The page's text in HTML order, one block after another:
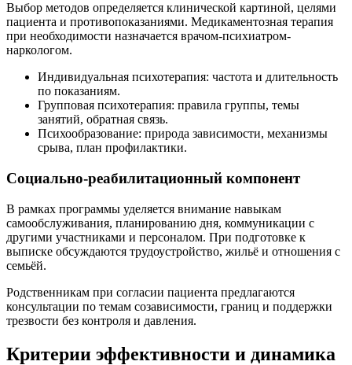
Выбор методов определяется клинической картиной, целями
пациента и противопоказаниями. Медикаментозная терапия
при необходимости назначается врачом-психиатром-
наркологом.
Индивидуальная психотерапия: частота и длительность
по показаниям.
Групповая психотерапия: правила группы, темы
занятий, обратная связь.
Психообразование: природа зависимости, механизмы
срыва, план профилактики.
Социально-реабилитационный компонент
В рамках программы уделяется внимание навыкам
самообслуживания, планированию дня, коммуникации с
другими участниками и персоналом. При подготовке к
выписке обсуждаются трудоустройство, жильё и отношения с
семьёй.
Родственникам при согласии пациента предлагаются
консультации по темам созависимости, границ и поддержки
трезвости без контроля и давления.
Критерии эффективности и динамика